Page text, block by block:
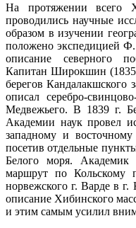
На протяжении всего
проводились научные
образом в изучении
положено экспедицией
описание северного
Капитан Широкшин
берегов Кандалакшского
описал серебро-
Медвежьего. В 1839 г.
Академии наук провел
западному и
посетив отдельные
Белого моря.
маршрут по Кольскому
норвежского г. Варде в
описание Хибинского
и этим самым усилил